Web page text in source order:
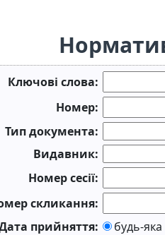
Ключові слова:
Номер:
Тип документа:
Видавник:
Номер сесії:
скликання:
прийняття:
будь-яка